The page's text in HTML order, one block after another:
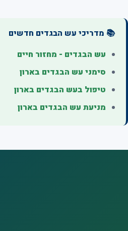
📚 מדריכי עש הבגדים חדשים
עש הבגדים - מחזור חיים
סימני עש הבגדים בארון
טיפול בעש הבגדים בארון
מניעת עש הבגדים בארון